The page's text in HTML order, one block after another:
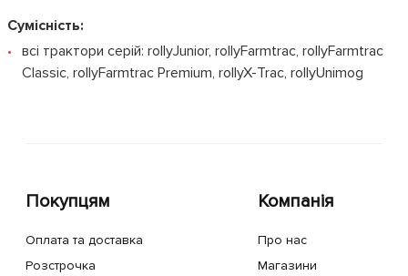
Сумісність:
всі трактори серій: rollyJunior, rollyFarmtrac, rollyFarmtrac
Classic, rollyFarmtrac Premium, rollyX-Trac, rollyUnimog
Покупцям
Оплата та доставка
Розстрочка
Компанія
Про нас
Магазини